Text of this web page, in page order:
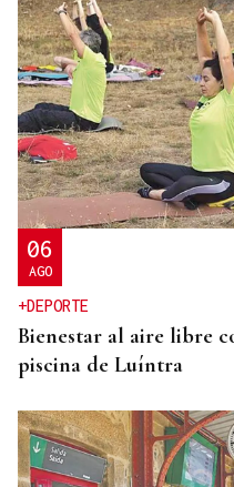
TIROTEO CON HERIDOS
Un guardia civil
también agente, en el
tras ser abatido
06
AGO
+DEPORTE
Bienestar al aire libre
piscina de Luíntra